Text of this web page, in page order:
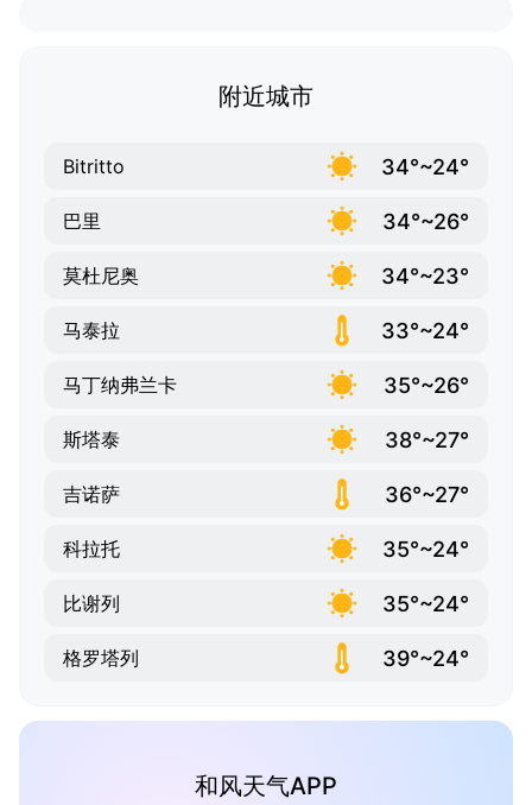
附近城市
Bitritto 34°~24°
巴里 34°~26°
莫杜尼奥 34°~23°
马泰拉 33°~24°
马丁纳弗兰卡 35°~26°
斯塔泰 38°~27°
吉诺萨 36°~27°
科拉托 35°~24°
比谢列 35°~24°
格罗塔列 39°~24°
和风天气APP